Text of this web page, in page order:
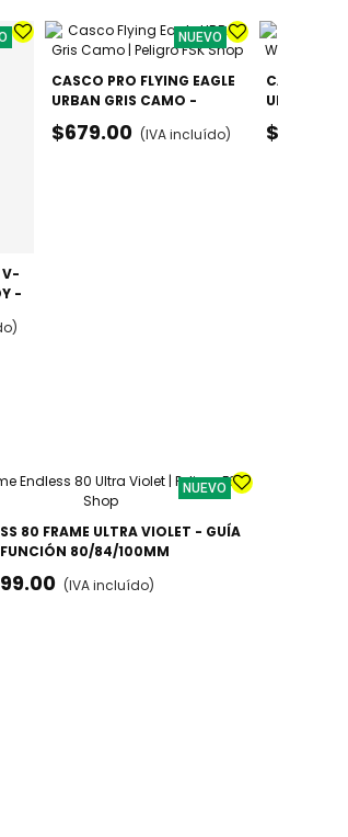
V-
-
NUEVO
CASCO PRO FLYING EAGLE
URBAN GRIS CAMO -
AJUSTABLE
$679.00 (IVA incluído)
CASCO
URBAN
AJUSTABLE
$679.00
NUEVO
80 FRAME ULTRA VIOLET - GUÍA
80/84/100MM
(IVA incluído)